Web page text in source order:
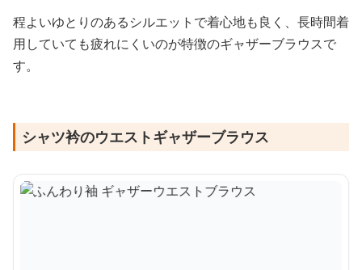
程よいゆとりのあるシルエットで着心地も良く、長時間着
用していても疲れにくいのが特徴のギャザーブラウスで
す。
シャツ衿のウエストギャザーブラウス